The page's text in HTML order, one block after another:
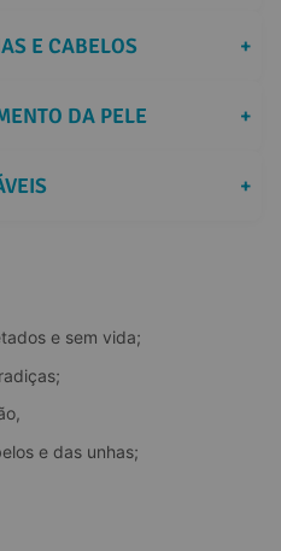
E CABELOS +
DA PELE +
+
e sem vida;
e das unhas;